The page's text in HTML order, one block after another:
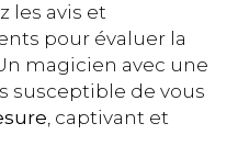
les avis et
pour évaluer la
magicien avec une
susceptible de vous
, captivant et